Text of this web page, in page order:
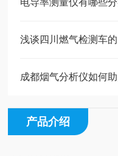
电导率测量仪有哪些分
浅谈四川燃气检测车
产品介绍